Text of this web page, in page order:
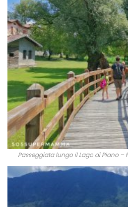
Passeggiata lungo il Lago di Piano –